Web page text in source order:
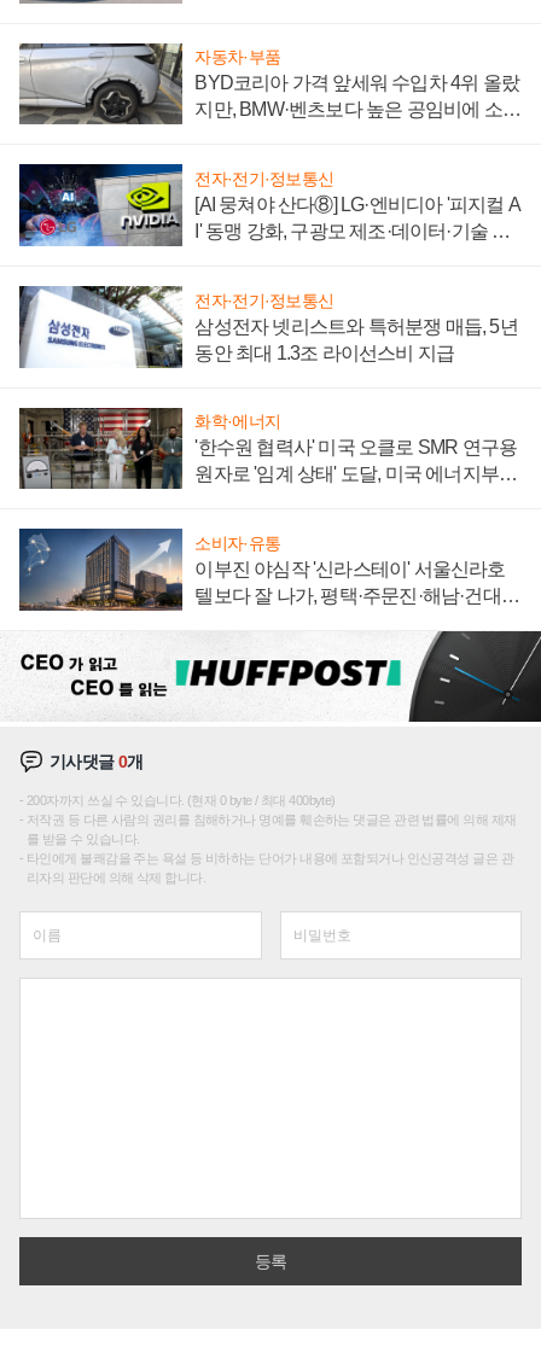
자동차·부품
BYD코리아 가격 앞세워 수입차 4위 올랐
지만, BMW·벤츠보다 높은 공임비에 소비
전자·전기·정보통신
[AI 뭉쳐야 산다⑧] LG·엔비디아 '피지컬 A
I' 동맹 강화, 구광모 제조·데이터·기술 결
전자·전기·정보통신
삼성전자 넷리스트와 특허분쟁 매듭, 5년
동안 최대 1.3조 라이선스비 지급
화학·에너지
'한수원 협력사' 미국 오클로 SMR 연구용
원자로 '임계 상태' 도달, 미국 에너지부
소비자·유통
이부진 야심작 '신라스테이' 서울신라호
텔보다 잘 나가, 평택·주문진·해남·건대로
기사댓글0개
200자까지 쓰실 수 있습니다. (현재 0 byte / 최대 400byte)
저작권 등 다른 사람의 권리를 침해하거나 명예를 훼손하는 댓글은 관련 법률에 의해 제재
를 받을 수 있습니다.
타인에게 불쾌감을 주는 욕설 등 비하하는 단어가 내용에 포함되거나 인신공격성 글은 관
리자의 판단에 의해 삭제 합니다.